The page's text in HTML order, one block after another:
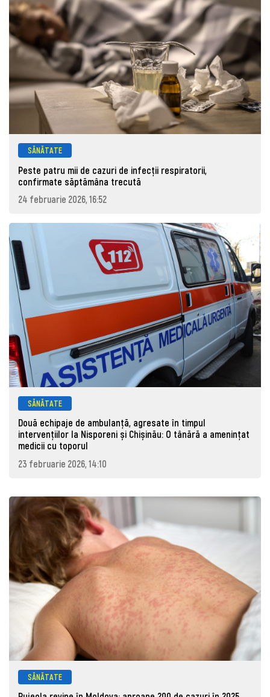
SĂNĂTATE
Peste patru mii de cazuri de infecţii respiratorii,
confirmate săptămâna trecută
24 februarie 2026, 16:52
SĂNĂTATE
Două echipaje de ambulanță, agresate în timpul
intervențiilor la Nisporeni și Chișinău: O tânără a ameninţat
medicii cu toporul
23 februarie 2026, 14:10
SĂNĂTATE